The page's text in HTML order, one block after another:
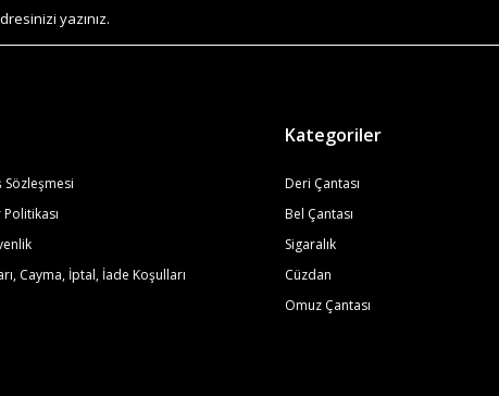
Sözleşmesi
Cayma, İptal, İade Koşulları
Kategoriler
Deri Çantası
Bel Çantası
Sigaralık
Cüzdan
Omuz Çantası